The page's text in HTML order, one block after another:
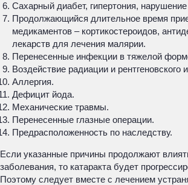
Сахарный диабет, гипертония,
Продолжающийся длительное время
медикаментов – кортикостероидов,
лекарств для лечения малярии.
Перенесенные инфекции в тяжелой
Воздействие радиации и рентгеновского
Аллергия.
Дефицит йода.
Механические травмы.
Перенесенные глазные операции.
Предрасположенность по наследству.
Если указанные причины продолжают
заболевания, то катаракта будет
Поэтому следует вместе с лечением